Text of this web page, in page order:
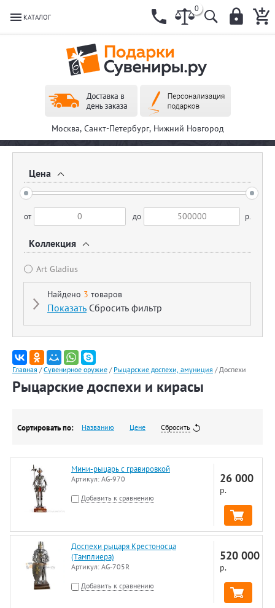
КАТАЛОГ
0
Москва, Санкт-Петербург, Нижний Новгород
Цена
от до р.
Коллекция
Art Gladius
Найдено 3 товаров
Показать Сбросить фильтр
Главная /Сувенирное оружие / Рыцарские доспехи, амуниция /Доспехи
Рыцарские доспехи и кирасы
Сортировать по: Названию Цене Сбросить
26 000
р.
Мини-рыцарь с гравировкой
Артикул:AG-970
Добавить к сравнению
520 000
р.
Доспехи рыцаря Крестоносца
(Тамплиера)
Артикул:AG-705R
Добавить к сравнению